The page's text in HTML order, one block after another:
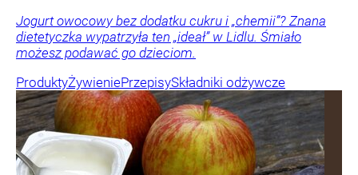
Jogurt owocowy bez dodatku cukru i „chemii”? Znana
dietetyczka wypatrzyła ten „ideał” w Lidlu. Śmiało
możesz podawać go dzieciom.
ProduktyŻywieniePrzepisySkładniki odżywcze